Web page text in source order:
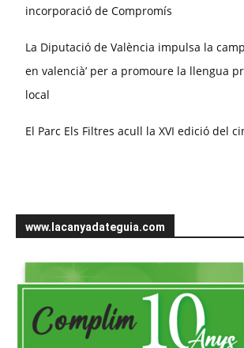
incorporació de Compromís
La Diputació de València impulsa la
en valencià’ per a promoure la llengua
local
El Parc Els Filtres acull la XVI edició del
www.lacanyadateguia.com